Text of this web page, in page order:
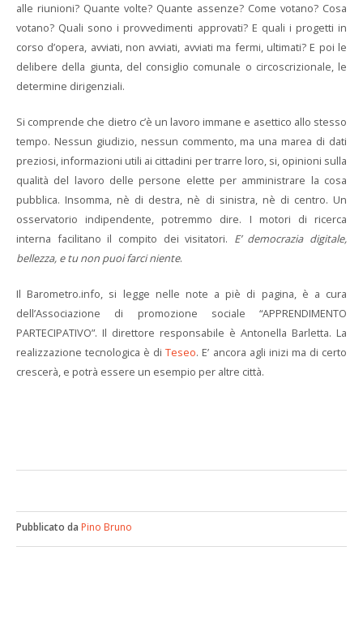
alle riunioni? Quante volte? Quante assenze? Come votano? Cosa
votano? Quali sono i provvedimenti approvati? E quali i progetti in
corso d’opera, avviati, non avviati, avviati ma fermi, ultimati? E poi le
delibere della giunta, del consiglio comunale o circoscrizionale, le
determine dirigenziali.
Si comprende che dietro c’è un lavoro immane e asettico allo stesso
tempo. Nessun giudizio, nessun commento, ma una marea di dati
preziosi, informazioni utili ai cittadini per trarre loro, si, opinioni sulla
qualità del lavoro delle persone elette per amministrare la cosa
pubblica. Insomma, nè di destra, nè di sinistra, nè di centro. Un
osservatorio indipendente, potremmo dire. I motori di ricerca
interna facilitano il compito dei visitatori. E’ democrazia digitale,
bellezza, e tu non puoi farci niente.
Il Barometro.info, si legge nelle note a piè di pagina, è a cura
dell’Associazione di promozione sociale “APPRENDIMENTO
PARTECIPATIVO”. Il direttore responsabile è Antonella Barletta. La
realizzazione tecnologica è diTeseo. E’ ancora agli inizi ma di certo
crescerà, e potrà essere un esempio per altre città.
Pubblicato da Pino Bruno